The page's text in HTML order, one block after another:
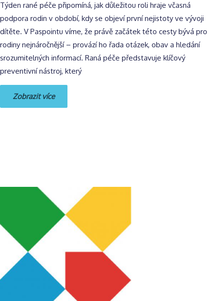
Týden rané péče připomíná, jak důležitou roli hraje včasná
podpora rodin v období, kdy se objeví první nejistoty ve vývoji
dítěte. V Paspointu víme, že právě začátek této cesty bývá pro
rodiny nejnáročnější – provází ho řada otázek, obav a hledání
srozumitelných informací. Raná péče představuje klíčový
preventivní nástroj, který
Zobrazit více